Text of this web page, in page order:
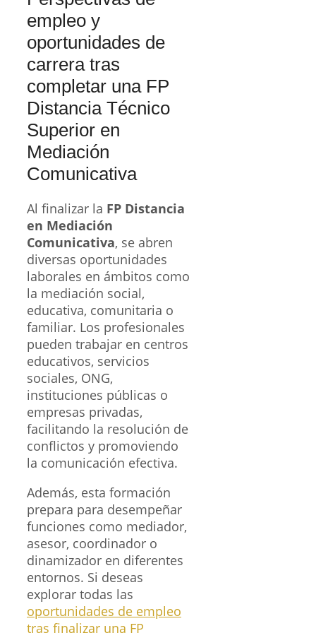
empleo y
oportunidades de
carrera tras
completar una FP
Distancia Técnico
Superior en
Mediación
Comunicativa
Al finalizar la FP Distancia
en Mediación
Comunicativa, se abren
diversas oportunidades
laborales en ámbitos como
la mediación social,
educativa, comunitaria o
familiar. Los profesionales
pueden trabajar en centros
educativos, servicios
sociales, ONG,
instituciones públicas o
empresas privadas,
facilitando la resolución de
conflictos y promoviendo
la comunicación efectiva.
Además, esta formación
prepara para desempeñar
funciones como mediador,
asesor, coordinador o
dinamizador en diferentes
entornos. Si deseas
explorar todas las
oportunidades de empleo
tras finalizar una FP